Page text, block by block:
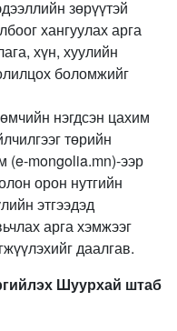
зөрүүтэй
хангуулах арга
хүн, хуулийн
боломжийг
нэгдсэн цахим
төрийн
(e-mongolia.mn)-ээр
орон нутгийн
этгээдэд
арга хэмжээг
даалгав.
Шуурхай штаб